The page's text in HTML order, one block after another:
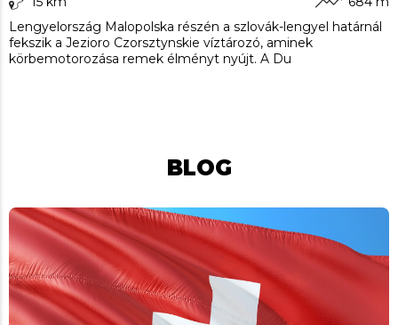
Lengyelország Malopolska részén a szlovák-lengyel határnál
fekszik a Jezioro Czorsztynskie víztározó, aminek
körbemotorozása remek élményt nyújt. A Du
BLOG